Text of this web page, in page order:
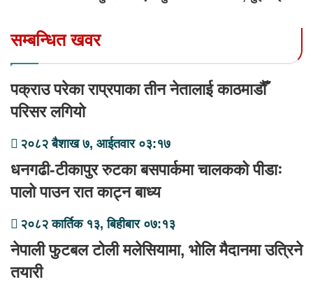
सम्बन्धित खवर
पक्राउ परेका राप्रपाका तीन नेतालाई काठमाडौँ
परिसर लगियो
२०८२ बैशाख ७, आईतवार ०३:१७
धनगढी-टीकापुर रुटका बसपार्कमा चालकको पीडाः
पालो पाउन रात काट्न बाध्य
२०८२ कार्तिक १३, बिहीबार ०७:१३
नेपाली फुटबल टोली मलेसियामा, भोलि मैदानमा उत्रिने
तयारी